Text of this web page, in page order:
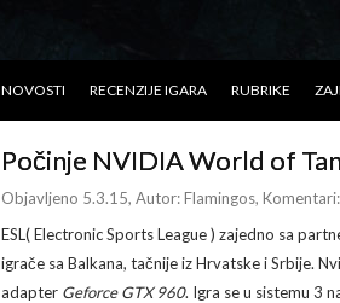
NOVOSTI RECENZIJE IGARA RUBRIKE
Počinje NVIDIA World of
Objavljeno 5.3.15, Autor:Flamingos,
ESL( Electronic Sports League ) zajedno sa
igrače sa Balkana, tačnije iz Hrvatske i Srbije.
adapter Geforce GTX 960. Igra se u sistemu 3